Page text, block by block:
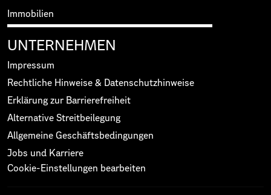
Immobilien
UNTERNEHMEN
Impressum
Rechtliche Hinweise & Datenschutzhinweise
Erklärung zur Barrierefreiheit
Alternative Streitbeilegung
Allgemeine Geschäftsbedingungen
Jobs und Karriere
Cookie-Einstellungen bearbeiten